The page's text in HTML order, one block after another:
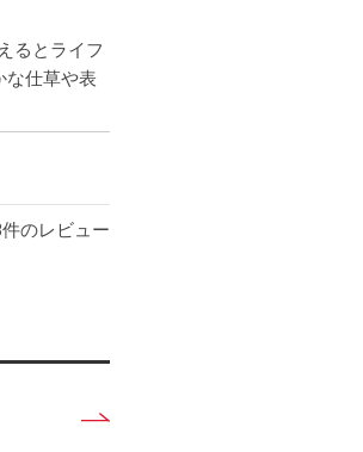
るとライフ
な仕草や表
件のレビュー